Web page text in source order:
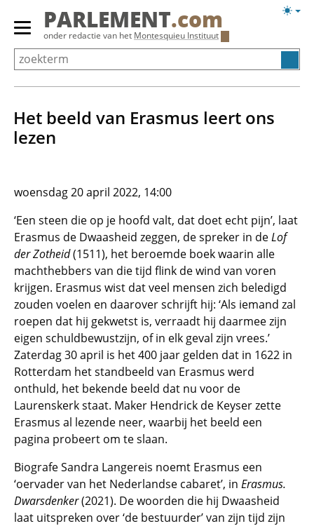
Overslaan
Primair
menu
tonen/verbergen
PARLEMENT.com
onder redactie van het Montesquieu Instituut
Het beeld van Erasmus leert ons
lezen
woensdag 20 april 2022, 14:00
‘Een steen die op je hoofd valt, dat doet echt pijn’, laat
Erasmus de Dwaasheid zeggen, de spreker in deLof
der Zotheid(1511), het beroemde boek waarin alle
machthebbers van die tijd flink de wind van voren
krijgen. Erasmus wist dat veel mensen zich beledigd
zouden voelen en daarover schrijft hij: ‘Als iemand zal
roepen dat hij gekwetst is, verraadt hij daarmee zijn
eigen schuldbewustzijn, of in elk geval zijn vrees.’
Zaterdag 30 april is het 400 jaar gelden dat in 1622 in
Rotterdam het standbeeld van Erasmus werd
onthuld, het bekende beeld dat nu voor de
Laurenskerk staat. Maker Hendrick de Keyser zette
Erasmus al lezende neer, waarbij het beeld een
pagina probeert om te slaan.
Biografe Sandra Langereis noemt Erasmus een
‘oervader van het Nederlandse cabaret’, in Erasmus.
Dwarsdenker(2021). De woorden die hij Dwaasheid
laat uitspreken over ‘de bestuurder’ van zijn tijd zijn